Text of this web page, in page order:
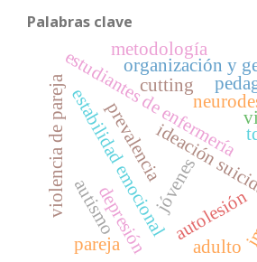
Palabras clave
estudiantes de enfermería
ideación
jóvenes
estabilidad emocionalautolesión
cutting
depresión
prevalencia
violencia de parejaautismo
organización y
adulto
metodología
pareja